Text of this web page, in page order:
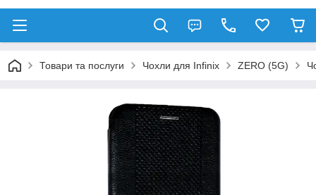
Товари та послуги Чохли для Infinix ZERO (5G)